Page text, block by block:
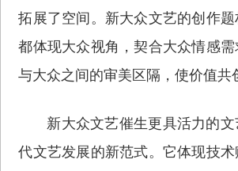
拓展了空间。新大众文艺的创作
都体现大众视角，契合大众情感
与大众之间的审美区隔，使价值共
新大众文艺催生更具活力的
代文艺发展的新范式。它体现技